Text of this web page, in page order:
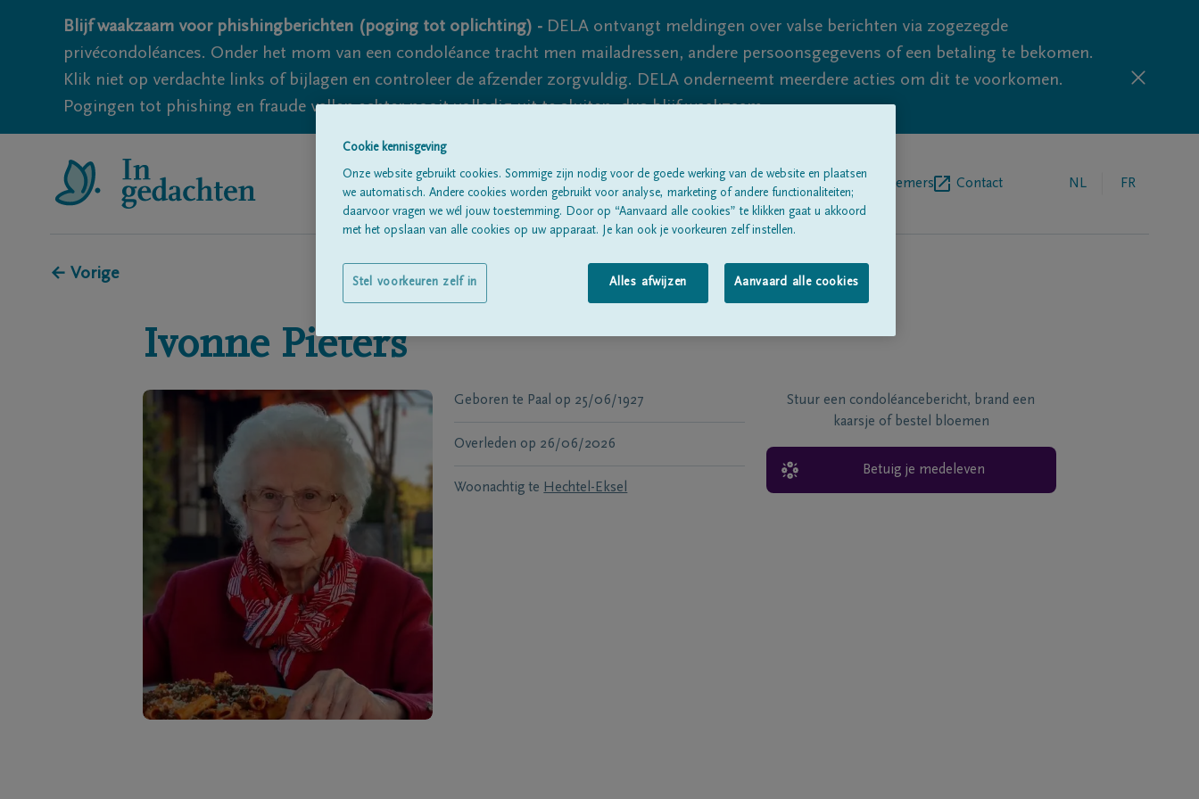
Blijf waakzaam voor phishingberichten (poging tot oplichting) - DELA ontvangt meldingen over valse berichten via zogezegde
privécondoléances. Onder het mom van een condoléance tracht men mailadressen, andere persoonsgegevens of een betaling te bekomen.
Klik niet op verdachte links of bijlagen en controleer de afzender zorgvuldig. DELA onderneemt meerdere acties om dit te voorkomen.
Pogingen tot phishing en fraude vallen echter nooit volledig uit te sluiten, dus blijf waakzaam.
Alle rouwberichten Over ons Begrafenisondernemers Contact NL FR
← Vorige
Ivonne Pieters
Geboren te Paal op 25/06/1927
Overleden op 26/06/2026
Woonachtig te Hechtel-Eksel
Stuur een condoléancebericht, brand een
kaarsje of bestel bloemen
Betuig je medeleven
Cookie kennisgeving
Onze website gebruikt cookies. Sommige zijn nodig voor de goede werking van de website en plaatsen
we automatisch. Andere cookies worden gebruikt voor analyse, marketing of andere functionaliteiten;
daarvoor vragen we wél jouw toestemming. Door op “Aanvaard alle cookies” te klikken gaat u akkoord
met het opslaan van alle cookies op uw apparaat. Je kan ook je voorkeuren zelf instellen.
Alles afwijzen Aanvaard alle cookies
Stel voorkeuren zelf in